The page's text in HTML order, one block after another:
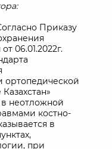
Приказу
06.01.2022г.
ортопедической
неотложной
костно-
в
при